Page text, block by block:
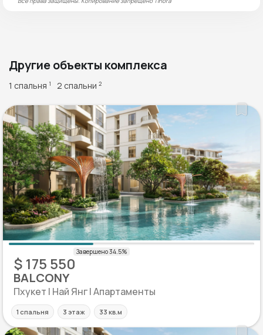
Другие объекты комплекса
1 спальня 1 2 спальни 2
$ 175 550
BALCONY
Пхукет | Най Янг | Апартаменты
1 спальня 3 этаж 33 кв.м